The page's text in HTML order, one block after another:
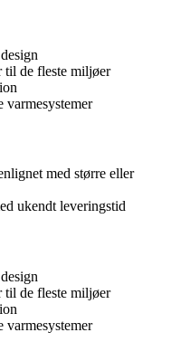
til de fleste miljøer
varmesystemer
med større eller
ukendt leveringstid
til de fleste miljøer
varmesystemer